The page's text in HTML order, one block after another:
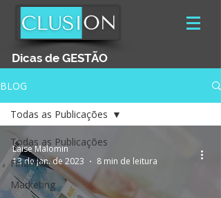
Dicas de GESTÃO
BLOG
Todas as Publicações
Finanças
Marketing
Todas as Publicações
Laise Malomin
13 de jan. de 2023
8 min de leitura